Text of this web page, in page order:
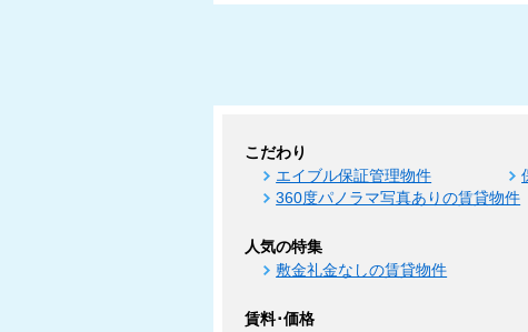
こだわり
エイブル保証管理物件
360度パノラマ写真ありの賃貸物件
人気の特集
敷金礼金なしの賃貸物件
賃料･価格